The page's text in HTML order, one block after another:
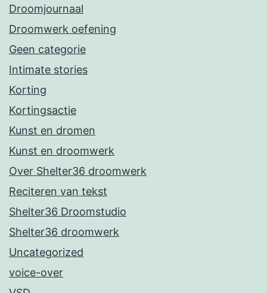
Droomjournaal
Droomwerk oefening
Geen categorie
Intimate stories
Korting
Kortingsactie
Kunst en dromen
Kunst en droomwerk
Over Shelter36 droomwerk
Reciteren van tekst
Shelter36 Droomstudio
Shelter36 droomwerk
Uncategorized
voice-over